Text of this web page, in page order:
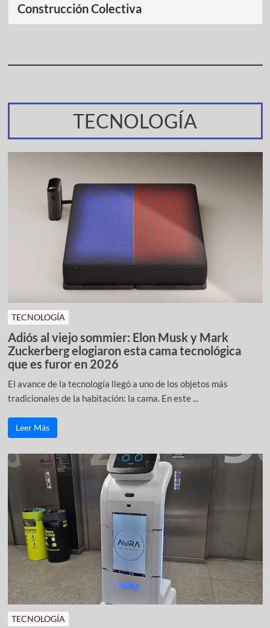
Construcción Colectiva
TECNOLOGÍA
TECNOLOGÍA
Adiós al viejo sommier: Elon Musk y Mark
Zuckerberg elogiaron esta cama tecnológica
que es furor en 2026
El avance de la tecnología llegó a uno de los objetos más
tradicionales de la habitación: la cama. En este ...
Leer Más
TECNOLOGÍA